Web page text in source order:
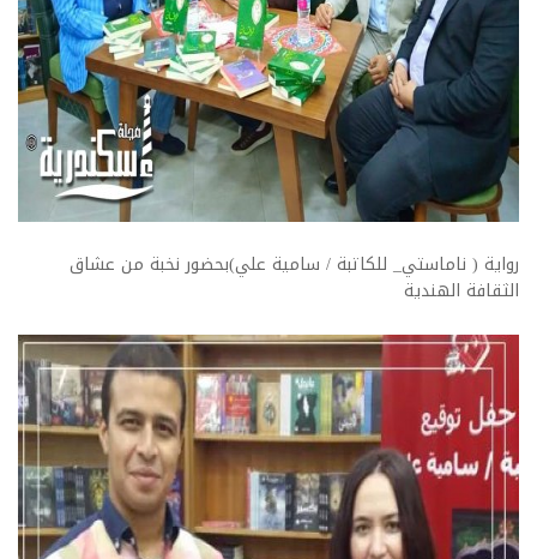
رواية ( ناماستي_ للكاتبة / سامية علي)بحضور نخبة من عشاق
الثقافة الهندية